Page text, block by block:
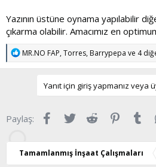
Yazının üstüne oynama yapılabilir
çıkarma olabilir. Amacımız en
T
p
r
MR.NO FAP,Torres,Barrypepa ve 4
Yanıt için giriş yapmanız veya
Paylaş: Facebook
Twitter Reddit
Tamamlanmış İnşaat Çalışmaları